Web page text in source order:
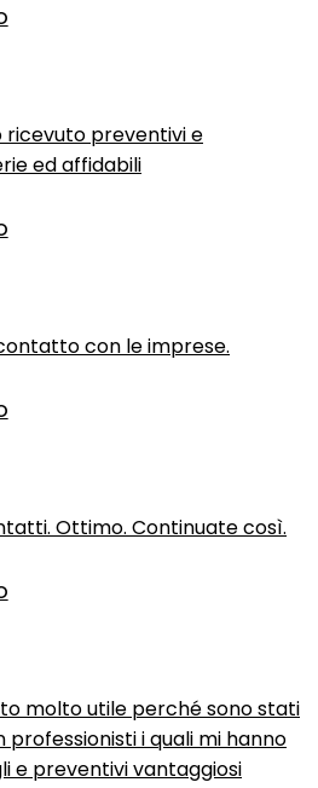
ricevuto preventivi e
ed affidabili
con le imprese.
Ottimo. Continuate così.
molto utile perché sono stati
i quali mi hanno
e preventivi vantaggiosi